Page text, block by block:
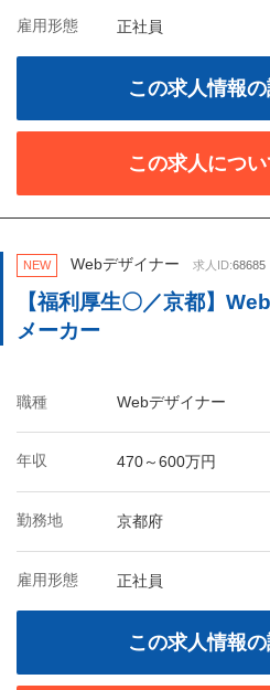
雇用形態 正社員
この求人情報
この求人につ
NEW Webデザイナー 求人ID:68685
【福利厚生〇／京都】
メーカー
職種 Webデザイナー
年収 470～600万円
勤務地 京都府
雇用形態 正社員
この求人情報